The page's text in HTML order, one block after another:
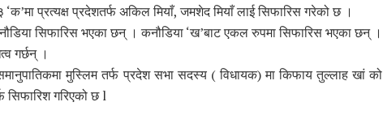
प्रत्यक्ष प्रदेशतर्फ अकिल मियाँ, जमशेद मियाँ लाई सिफारिस गरेको छ ।
सिफारिस भएका छन् । कनौडिया ‘ख’बाट एकल रुपमा सिफारिस भएका छन् ।
गर्छन् ।
मुस्लिम तर्फ प्रदेश सभा सदस्य ( विधायक) मा किफाय तुल्लाह खां को
सिफारिश गरिएको छ l